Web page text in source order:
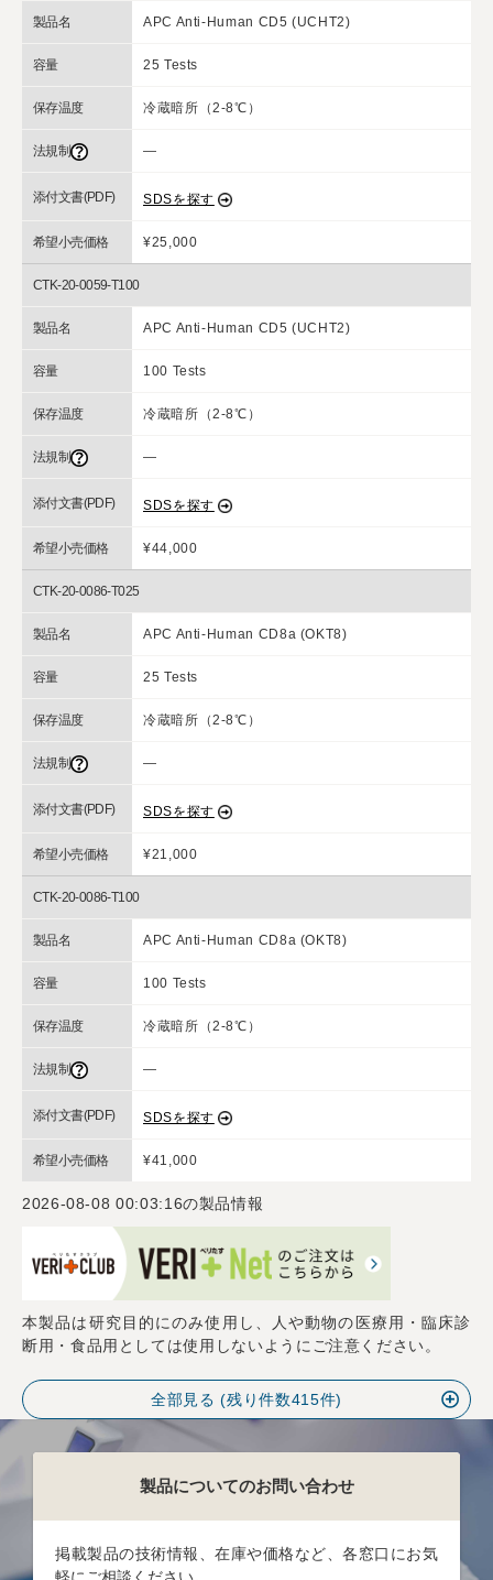
製品名 APC Anti-Human CD5 (UCHT2)
容量 25 Tests
保存温度 冷蔵暗所（2-8℃）
法規制 ―
添付文書(PDF) SDSを探す
希望小売価格 ¥25,000
CTK-20-0059-T100
製品名 APC Anti-Human CD5 (UCHT2)
容量 100 Tests
保存温度 冷蔵暗所（2-8℃）
法規制 ―
添付文書(PDF) SDSを探す
希望小売価格 ¥44,000
CTK-20-0086-T025
製品名 APC Anti-Human CD8a (OKT8)
容量 25 Tests
保存温度 冷蔵暗所（2-8℃）
法規制 ―
添付文書(PDF) SDSを探す
希望小売価格 ¥21,000
CTK-20-0086-T100
製品名 APC Anti-Human CD8a (OKT8)
容量 100 Tests
保存温度 冷蔵暗所（2-8℃）
法規制 ―
添付文書(PDF) SDSを探す
希望小売価格 ¥41,000
2026-08-08 00:03:16の製品情報
本製品は研究目的にのみ使用し、人や動物の医療用・臨床診
断用・食品用としては使用しないようにご注意ください。
全部見る (残り件数415件)
製品についてのお問い合わせ
掲載製品の技術情報、在庫や価格など、各窓口にお気